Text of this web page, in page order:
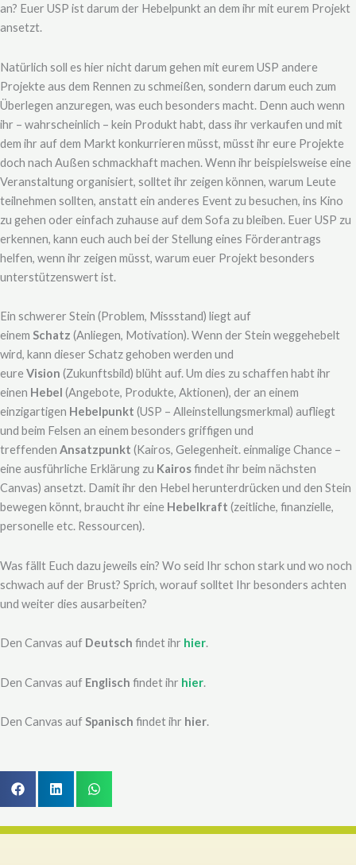
an? Euer USP ist darum der Hebelpunkt an dem ihr mit eurem Projekt
ansetzt.
Natürlich soll es hier nicht darum gehen mit eurem USP andere
Projekte aus dem Rennen zu schmeißen, sondern darum euch zum
Überlegen anzuregen, was euch besonders macht. Denn auch wenn
ihr – wahrscheinlich – kein Produkt habt, dass ihr verkaufen und mit
dem ihr auf dem Markt konkurrieren müsst, müsst ihr eure Projekte
doch nach Außen schmackhaft machen. Wenn ihr beispielsweise eine
Veranstaltung organisiert, solltet ihr zeigen können, warum Leute
teilnehmen sollten, anstatt ein anderes Event zu besuchen, ins Kino
zu gehen oder einfach zuhause auf dem Sofa zu bleiben. Euer USP zu
erkennen, kann euch auch bei der Stellung eines Förderantrags
helfen, wenn ihr zeigen müsst, warum euer Projekt besonders
unterstützenswert ist.
Ein schwerer Stein (Problem, Missstand) liegt auf
einem Schatz (Anliegen, Motivation). Wenn der Stein weggehebelt
wird, kann dieser Schatz gehoben werden und
eureVision (Zukunftsbild) blüht auf. Um dies zu schaffen habt ihr
einen Hebel (Angebote, Produkte, Aktionen), der an einem
einzigartigen Hebelpunkt (USP – Alleinstellungsmerkmal) aufliegt
und beim Felsen an einem besonders griffigen und
treffenden Ansatzpunkt (Kairos, Gelegenheit. einmalige Chance –
eine ausführliche Erklärung zu Kairosfindet ihr beim nächsten
Canvas) ansetzt. Damit ihr den Hebel herunterdrücken und den Stein
bewegen könnt, braucht ihr eine Hebelkraft (zeitliche, finanzielle,
personelle etc. Ressourcen).
Was fällt Euch dazu jeweils ein? Wo seid Ihr schon stark und wo noch
schwach auf der Brust? Sprich, worauf solltet Ihr besonders achten
und weiter dies ausarbeiten?
Den Canvas auf Deutsch findet ihr hier.
Den Canvas auf Englisch findet ihr hier.
Den Canvas aufSpanisch findet ihr hier.